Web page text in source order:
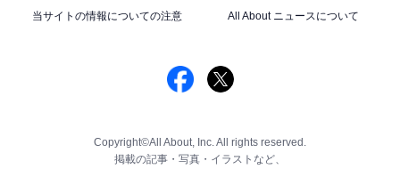
当サイトの情報についての注意
All About ニュースについて
Copyright©All About, Inc. All rights reserved.
掲載の記事・写真・イラストなど、